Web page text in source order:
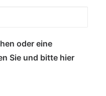
oder eine
Sie und bitte hier